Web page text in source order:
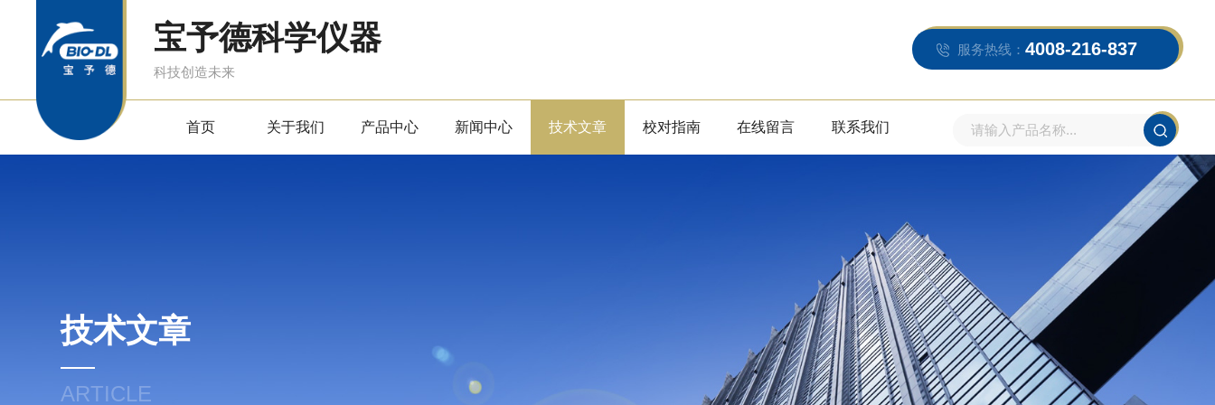
宝予德科学仪器
科技创造未来
服务热线： 4008-216-837
首页 关于我们 产品中心 新闻中心 技术文章 校对指南 在线留言 联系我们
技术文章
ARTICLE